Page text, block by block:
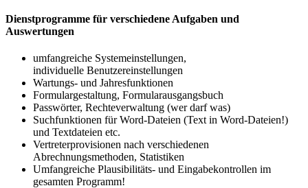
Dienstprogramme für verschiedene Aufgaben und
Auswertungen
umfangreiche Systemeinstellungen,
individuelle Benutzereinstellungen
Wartungs- und Jahresfunktionen
Formulargestaltung, Formularausgangsbuch
Passwörter, Rechteverwaltung (wer darf was)
Suchfunktionen für Word-Dateien (Text in Word-Dateien!)
und Textdateien etc.
Vertreterprovisionen nach verschiedenen
Abrechnungsmethoden, Statistiken
Umfangreiche Plausibilitäts- und Eingabekontrollen im
gesamten Programm!